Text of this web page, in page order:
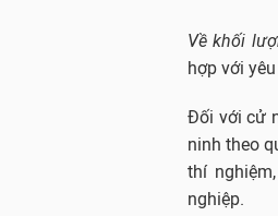
Về khối
hợp với
Đối với cử
ninh theo
thí
nghiệp.